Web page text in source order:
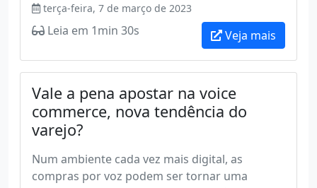
terça-feira, 7 de março de 2023
Leia em 1min 30s Veja mais
Vale a pena apostar na voice
commerce, nova tendência do
varejo?
Num ambiente cada vez mais digital, as
compras por voz podem ser tornar uma